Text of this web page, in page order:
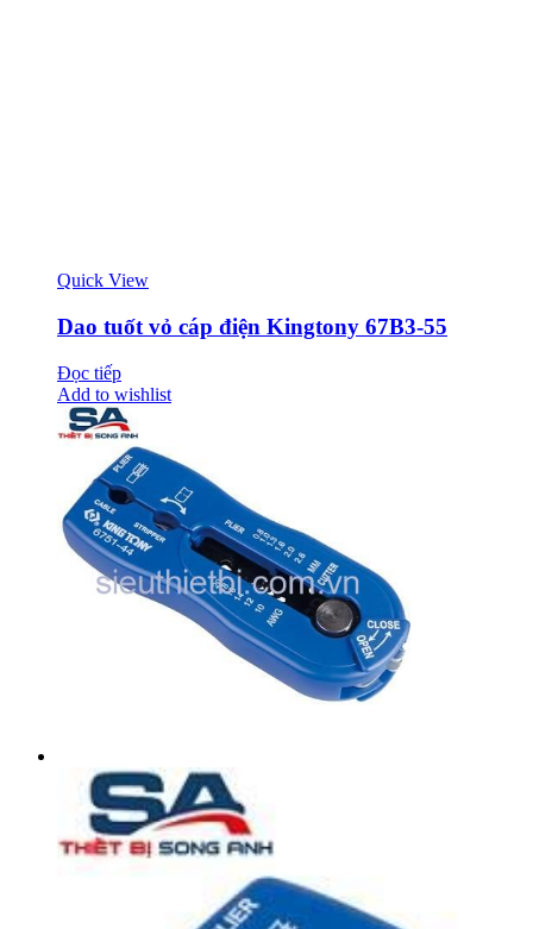
Quick View
Dao tuốt vỏ cáp điện Kingtony 67B3-55
Đọc tiếp
Add to wishlist